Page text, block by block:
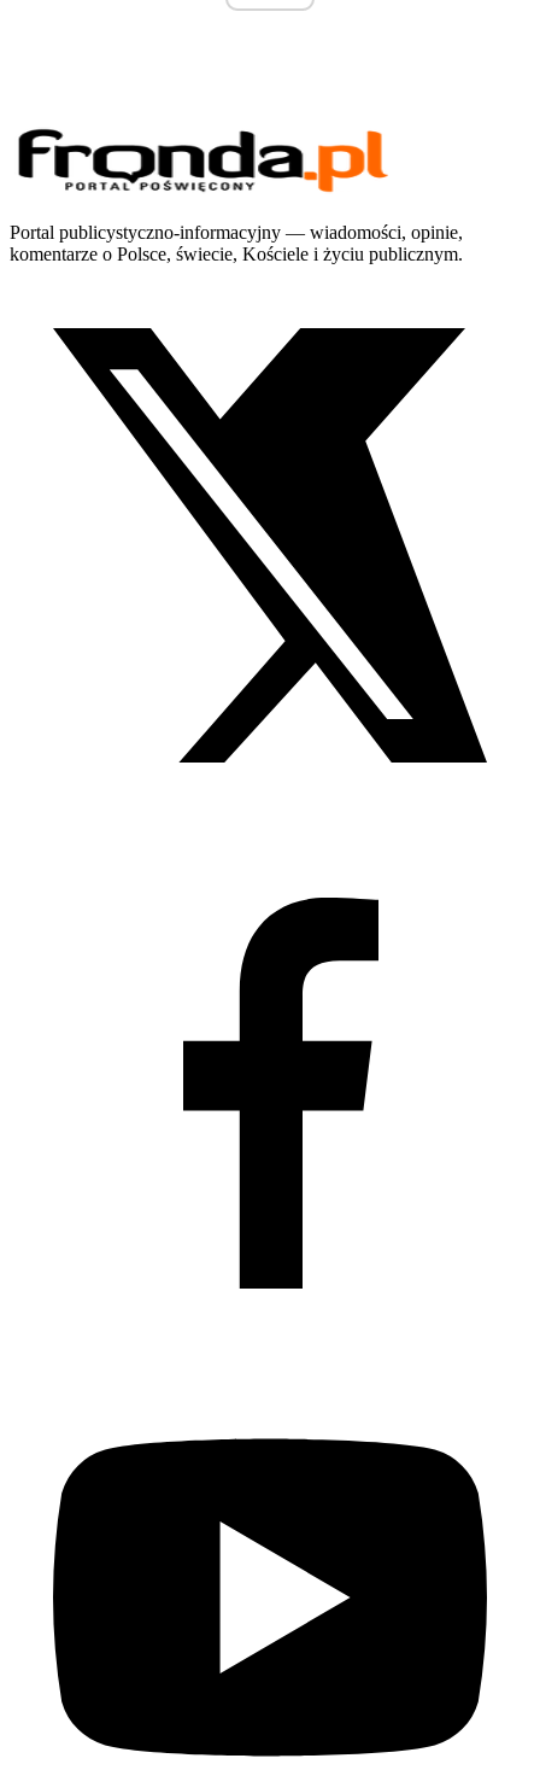
Portal publicystyczno-informacyjny — wiadomości, opinie,
komentarze o Polsce, świecie, Kościele i życiu publicznym.